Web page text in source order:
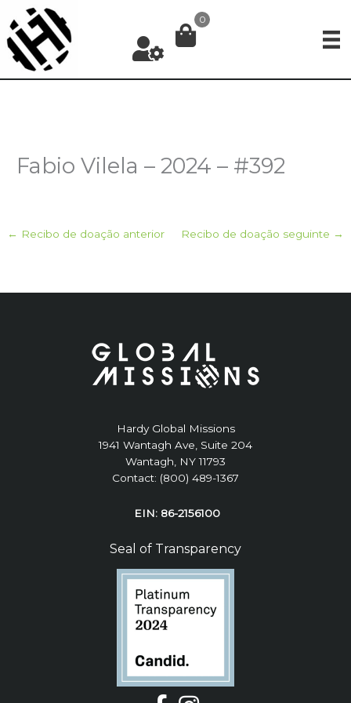
para
conteúdo
0
Fabio Vilela – 2024 – #392
← Recibo de doação anterior Recibo de doação seguinte →
Hardy Global Missions
1941 Wantagh Ave, Suite 204
Wantagh, NY 11793
Contact: (800) 489-1367
EIN: 86-2156100
Seal of Transparency